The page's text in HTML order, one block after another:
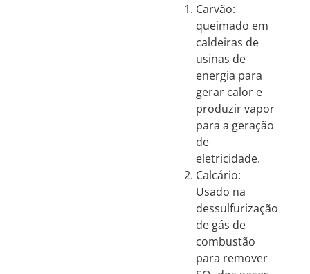
Carvão:
queimado em
caldeiras de
usinas de
energia para
gerar calor e
produzir vapor
para a geração
de
eletricidade.
Calcário:
Usado na
dessulfurização
de gás de
combustão
para remover